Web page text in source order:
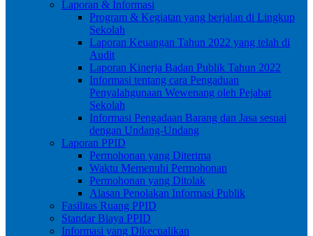
Laporan & Informasi
Program & Kegiatan yang berjalan di Lingkup
Sekolah
Laporan Keuangan Tahun 2022 yang telah di
Audit
Laporan Kinerja Badan Publik Tahun 2022
Informasi tentang cara Pengaduan
Penyalahgunaan Wewenang oleh Pejabat
Sekolah
Informasi Pengadaan Barang dan Jasa sesuai
dengan Undang-Undang
Laporan PPID
Permohonan yang Diterima
Waktu Memenuhi Permohonan
Permohonan yang Ditolak
Alasan Penolakan Informasi Publik
Fasilitas Ruang PPID
Standar Biaya PPID
Informasi yang Dikecualikan